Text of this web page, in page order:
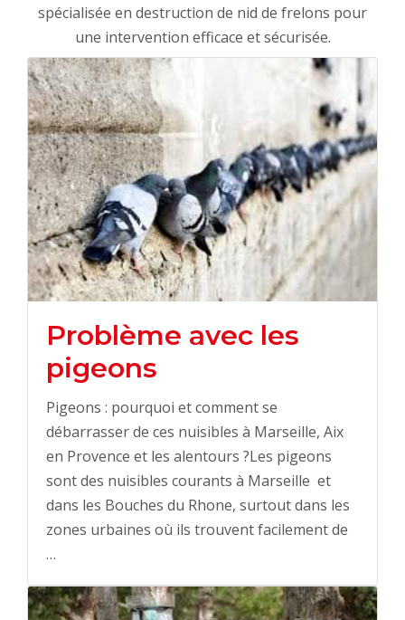
spécialisée en destruction de nid de frelons pour
une intervention efficace et sécurisée.
Problème avec les
pigeons
Pigeons : pourquoi et comment se
débarrasser de ces nuisibles à Marseille, Aix
en Provence et les alentours ?Les pigeons
sont des nuisibles courants à Marseille et
dans les Bouches du Rhone, surtout dans les
zones urbaines où ils trouvent facilement de
…